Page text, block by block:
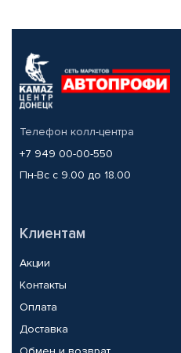
Телефон колл-центра
+7 949 00-00-550
Пн-Вс с 9.00 до 18.00
Клиентам
Акции
Контакты
Оплата
Доставка